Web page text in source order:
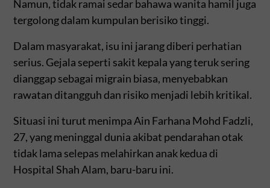
Namun, tidak ramai sedar bahawa wanita hamil juga
tergolong dalam kumpulan berisiko tinggi.
Dalam masyarakat, isu ini jarang diberi perhatian
serius. Gejala seperti sakit kepala yang teruk sering
dianggap sebagai migrain biasa, menyebabkan
rawatan ditangguh dan risiko menjadi lebih kritikal.
Situasi ini turut menimpa Ain Farhana Mohd Fadzli,
27, yang meninggal dunia akibat pendarahan otak
tidak lama selepas melahirkan anak kedua di
Hospital Shah Alam, baru-baru ini.